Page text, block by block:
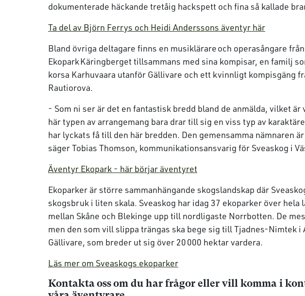
dokumenterade häckande tretåig hackspett och fina så kallade
Ta del av Björn Ferrys och Heidi Anderssons äventyr här
Bland övriga deltagare finns en musiklärare och operasångare
Ekopark Käringberget tillsammans med sina kompisar, en familj
korsa Karhuvaara utanför Gällivare och ett kvinnligt kompisgäng
Rautiorova.
- Som ni ser är det en fantastisk bredd bland de anmälda, vilket
här typen av arrangemang bara drar till sig en viss typ av
har lyckats få till den här bredden. Den gemensamma nämnaren
säger Tobias Thomson, kommunikationsansvarig för Sveaskog i
Äventyr Ekopark - här börjar äventyret
Ekoparker är större sammanhängande skogslandskap där
skogsbruk i liten skala. Sveaskog har idag 37 ekoparker över hela
mellan Skåne och Blekinge upp till nordligaste Norrbotten. De
men den som vill slippa trängas ska bege sig till Tjadnes-Nimtek i
Gällivare, som breder ut sig över 20 000 hektar vardera.
Läs mer om Sveaskogs ekoparker
Kontakta oss om du har frågor eller vill komma i